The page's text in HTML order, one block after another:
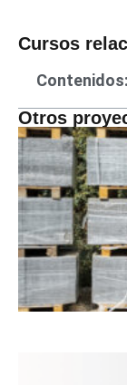
Cursos
Otros